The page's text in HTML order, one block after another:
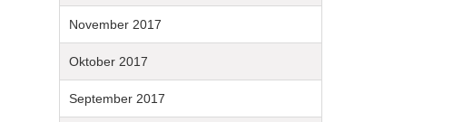
November 2017
Oktober 2017
September 2017